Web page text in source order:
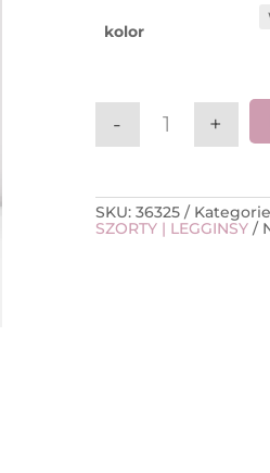
kolor
ilość
- +
SKU: 36325
SZORTY | LEGGINSY